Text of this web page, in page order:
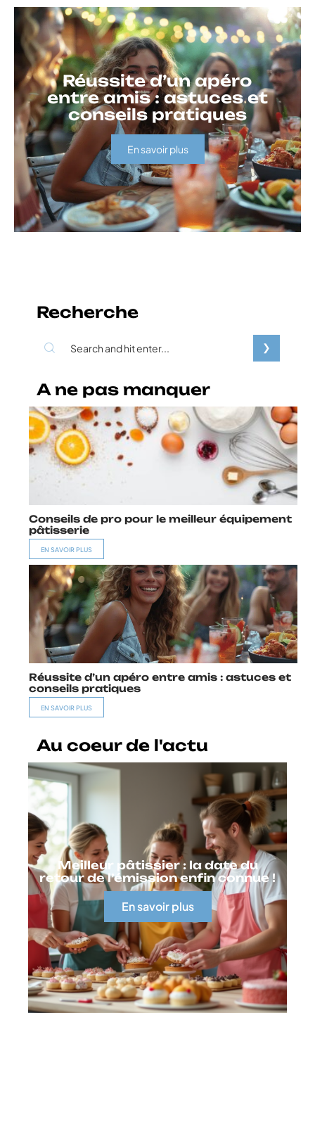
Réussite d’un apéro
entre amis : astuces et
conseils pratiques
En savoir plus
Recherche
A ne pas manquer
Conseils de pro pour le meilleur équipement
pâtisserie
EN SAVOIR PLUS
Réussite d’un apéro entre amis : astuces et
conseils pratiques
EN SAVOIR PLUS
Au coeur de l'actu
Meilleur pâtissier : la date du
retour de l’émission enfin connue !
En savoir plus